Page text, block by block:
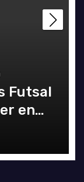
Futsal
en